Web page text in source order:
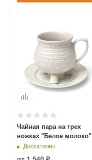
Чайная пара на трех
ножках "Белое молоко"
Достаточно